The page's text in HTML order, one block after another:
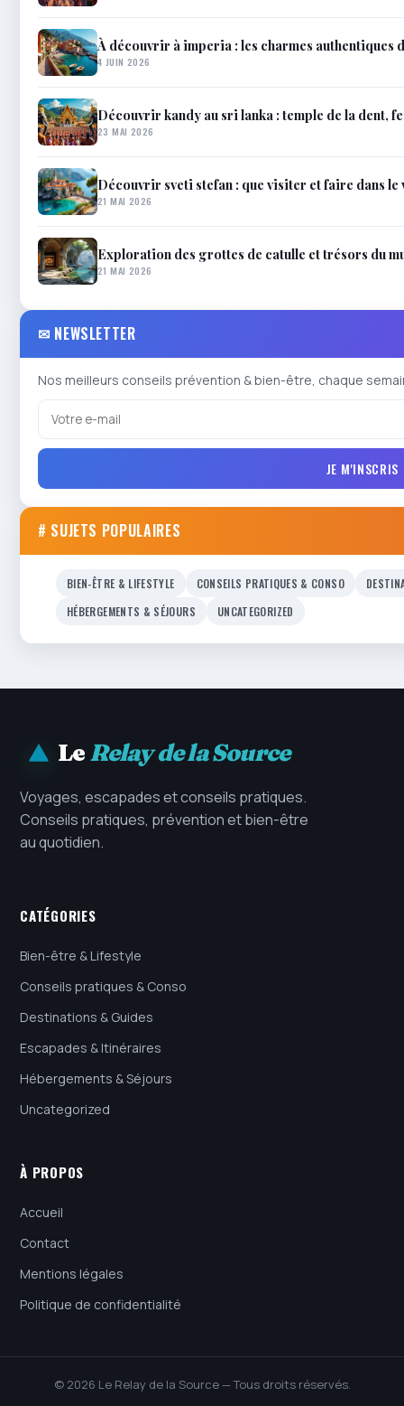
À découvrir à imperia : les charmes authentiques
4 JUIN 2026
Découvrir kandy au sri lanka : temple de la dent,
23 MAI 2026
Découvrir sveti stefan : que visiter et faire dans
21 MAI 2026
Exploration des grottes de catulle et trésors du
21 MAI 2026
✉ NEWSLETTER
Nos meilleurs conseils prévention & bien-être, chaque
JE M'INSCRIS
# SUJETS POPULAIRES
BIEN-ÊTRE & LIFESTYLE CONSEILS PRATIQUES & CONSO
HÉBERGEMENTS & SÉJOURS
UNCATEGORIZED
LeRelay de la Source
Voyages, escapades et conseils pratiques.
Conseils pratiques, prévention et bien-être
au quotidien.
CATÉGORIES
Bien-être & Lifestyle
Conseils pratiques & Conso
Destinations & Guides
Escapades & Itinéraires
Hébergements & Séjours
Uncategorized
À PROPOS
Accueil
Contact
Mentions légales
Politique de confidentialité
© 2026 Le Relay de la Source — Tous droits réservés.